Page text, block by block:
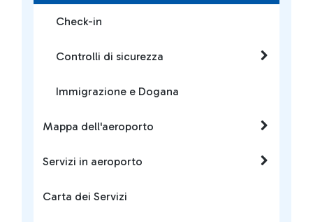
Check-in
Controlli di sicurezza
Immigrazione e Dogana
Mappa dell'aeroporto
Servizi in aeroporto
Carta dei Servizi